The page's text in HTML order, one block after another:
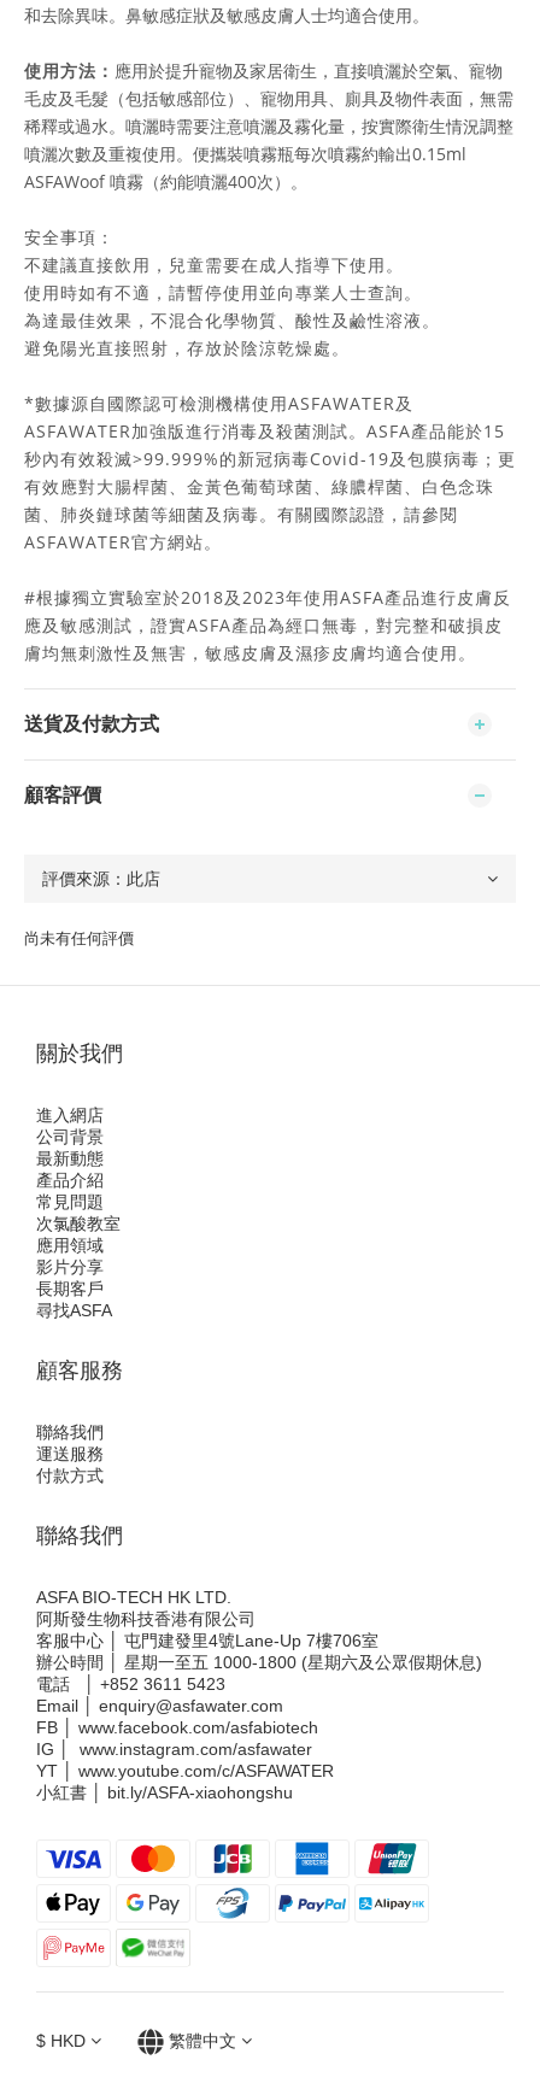
和去除異味。鼻敏感症狀及敏感皮膚人士均適合使用。
使用方法： 應用於提升寵物及家居衛生，直接噴灑於空氣、寵物
毛皮及毛髮（包括敏感部位）、寵物用具、廁具及物件表面，無需
稀釋或過水。噴灑時需要注意噴灑及霧化量，按實際衛生情況調整
噴灑次數及重複使用。便攜裝噴霧瓶每次噴霧約輸出0.15ml
ASFAWoof 噴霧（約能噴灑400次）。
安全事項：
不建議直接飲用，兒童需要在成人指導下使用。
使用時如有不適，請暫停使用並向專業人士查詢。
為達最佳效果，不混合化學物質、酸性及鹼性溶液。
避免陽光直接照射，存放於陰涼乾燥處。
*數據源自國際認可檢測機構使用ASFAWATER及
ASFAWATER加強版進行消毒及殺菌測試。ASFA產品能於15
秒內有效殺滅>99.999%的新冠病毒Covid-19及包膜病毒；更
有效應對大腸桿菌、金黃色葡萄球菌、綠膿桿菌、白色念珠
菌、肺炎鏈球菌等細菌及病毒。有關國際認證，請參閱
ASFAWATER官方網站。
#根據獨立實驗室於2018及2023年使用ASFA產品進行皮膚反
應及敏感測試，證實ASFA產品為經口無毒，對完整和破損皮
膚均無刺激性及無害，敏感皮膚及濕疹皮膚均適合使用。
送貨及付款方式
顧客評價
尚未有任何評價
關於我們
進入網店
公司背景
最新動態
產品介紹
常見問題
次氯酸教室
應用領域
影片分享
長期客戶
尋找ASFA
顧客服務
聯絡我們
運送服務
付款方式
聯絡我們
ASFA BIO-TECH HK LTD.
阿斯發生物科技香港有限公司
客服中心 │ 屯門建發里4號Lane-Up 7樓706室
辦公時間 │ 星期一至五 1000-1800 (星期六及公眾假期休息)
電話 │ +852 3611 5423
Email │ enquiry@asfawater.com
FB │ www.facebook.com/asfabiotech
IG │ www.instagram.com/asfawater
YT │ www.youtube.com/c/ASFAWATER
小紅書 │ bit.ly/ASFA-xiaohongshu
$ HKD 繁體中文